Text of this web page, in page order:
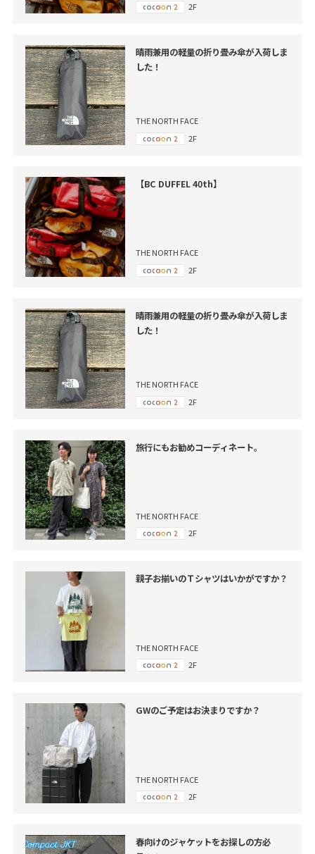
2F
晴雨兼用の軽量の折り畳み傘が入荷しま
した！
THE NORTH FACE
2F
【BC DUFFEL 40th】
THE NORTH FACE
2F
晴雨兼用の軽量の折り畳み傘が入荷しま
した！
THE NORTH FACE
2F
旅行にもお勧めコーディネート。
THE NORTH FACE
2F
親子お揃いのＴシャツはいかがですか？
THE NORTH FACE
2F
GWのご予定はお決まりですか？
THE NORTH FACE
2F
春向けのジャケットをお探しの方必